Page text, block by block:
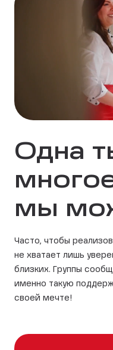
Одна
мы
Часто, чтобы
не хватает лишь
близких. Группы
именно такую
своей мечте!